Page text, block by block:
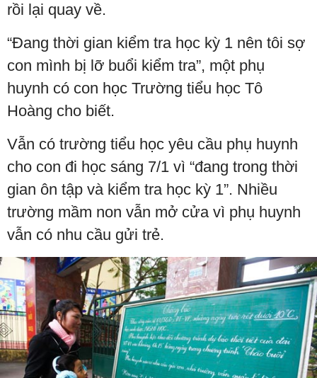
rồi lại quay về.
“Đang thời gian kiểm tra học kỳ 1 nên tôi sợ
con mình bị lỡ buổi kiểm tra”, một phụ
huynh có con học Trường tiểu học Tô
Hoàng cho biết.
Vẫn có trường tiểu học yêu cầu phụ huynh
cho con đi học sáng 7/1 vì “đang trong thời
gian ôn tập và kiểm tra học kỳ 1”. Nhiều
trường mầm non vẫn mở cửa vì phụ huynh
vẫn có nhu cầu gửi trẻ.